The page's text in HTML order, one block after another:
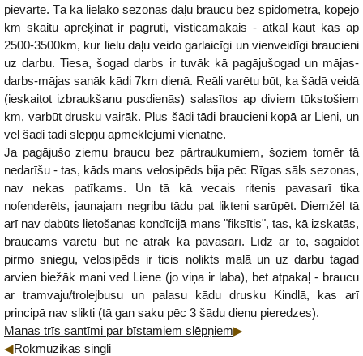
pievārtē. Tā kā lielāko sezonas daļu braucu bez spidometra, kopējo
km skaitu aprēķināt ir pagrūti, visticamākais - atkal kaut kas ap
2500-3500km, kur lielu daļu veido garlaicīgi un vienveidīgi braucieni
uz darbu. Tiesa, šogad darbs ir tuvāk kā pagājušogad un mājas-
darbs-mājas sanāk kādi 7km dienā. Reāli varētu būt, ka šādā veidā
(ieskaitot izbraukšanu pusdienās) salasītos ap diviem tūkstošiem
km, varbūt drusku vairāk. Plus šādi tādi braucieni kopā ar Lieni, un
vēl šādi tādi slēpņu apmeklējumi vienatnē.
Ja pagājušo ziemu braucu bez pārtraukumiem, šoziem tomēr tā
nedarīšu - tas, kāds mans velosipēds bija pēc Rīgas sāls sezonas,
nav nekas patīkams. Un tā kā vecais ritenis pavasarī tika
nofenderēts, jaunajam negribu tādu pat likteni sarūpēt. Diemžēl tā
arī nav dabūts lietošanas kondīcijā mans "fiksītis", tas, kā izskatās,
braucams varētu būt ne ātrāk kā pavasarī. Līdz ar to, sagaidot
pirmo sniegu, velosipēds ir ticis nolikts malā un uz darbu tagad
arvien biežāk mani ved Liene (jo viņa ir laba), bet atpakaļ - braucu
ar tramvaju/trolejbusu un palasu kādu drusku Kindlā, kas arī
principā nav slikti (tā gan saku pēc 3 šādu dienu pieredzes).
Manas trīs santīmi par bīstamiem slēpņiem
Rokmūzikas singli